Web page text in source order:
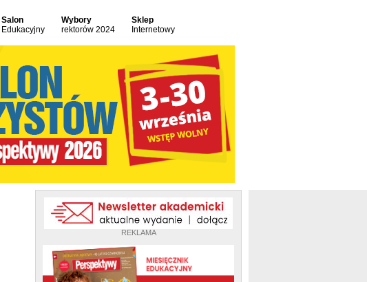
Salon
Edukacyjny
Wybory
rektorów 2024
Sklep
Internetowy
REKLAMA